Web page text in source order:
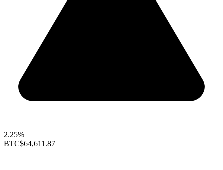
2.25%
BTC$64,611.87